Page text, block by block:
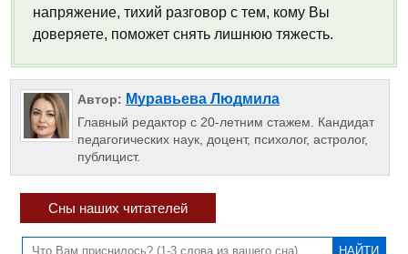
напряжение, тихий разговор с тем, кому Вы
доверяете, поможет снять лишнюю тяжесть.
Автор: Муравьева Людмила
Главный редактор с 20-летним стажем. Кандидат
педагогических наук, доцент, психолог, астролог,
публицист.
Сны наших читателей